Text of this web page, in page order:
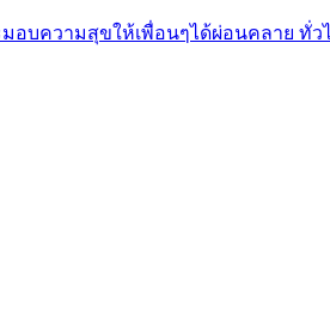
มอบความสุขให้เพื่อนๆได้ผ่อนคลาย ทั่ว